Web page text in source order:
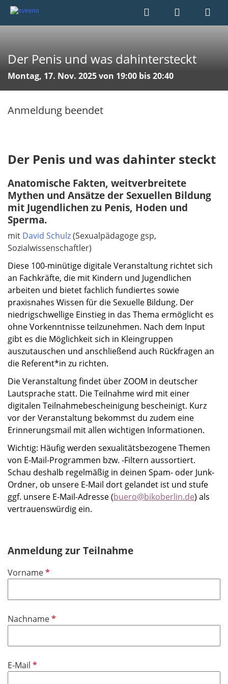
Der Penis und was dahintersteckt
Montag, 17. Nov. 2025 von 19:00 bis 20:40
Anmeldung beendet
Der Penis und was dahinter steckt
Anatomische Fakten, weitverbreitete
Mythen und Ansätze der Sexuellen Bildung
mit Jugendlichen zu Penis, Hoden und
Sperma.
mit David Schulz(Sexualpädagoge gsp,
Sozialwissenschaftler)
Diese 100-minütige digitale Veranstaltung richtet sich
an Fachkräfte, die mit Kindern und Jugendlichen
arbeiten und bietet fachlich fundiertes sowie
praxisnahes Wissen für die Sexuelle Bildung. Der
niedrigschwellige Einstieg in das Thema ermöglicht es
ohne Vorkenntnisse teilzunehmen. Nach dem Input
gibt es die Möglichkeit sich in Kleingruppen
auszutauschen und anschließend auch Rückfragen an
die Referent*in zu richten.
Die Veranstaltung findet über ZOOM in deutscher
Lautsprache statt. Die Teilnahme wird mit einer
digitalen Teilnahmebescheinigung bescheinigt. Kurz
vor der Veranstaltung bekommst du zudem eine
Erinnerungsmail mit allen wichtigen Informationen.
Wichtig: Häufig werden sexualitätsbezogene Themen
von E-Mail-Programmen bzw. -Filtern aussortiert.
Schau deshalb regelmäßig in deinen Spam- oder Junk-
Ordner, ob unsere E-Mail dort gelandet ist und stufe
ggf. unsere E-Mail-Adresse (buero@bikoberlin.de) als
vertrauenswürdig ein.
Anmeldung zur Teilnahme
VornameP
l
c
t
e
NachnameP
l
E-Mail P